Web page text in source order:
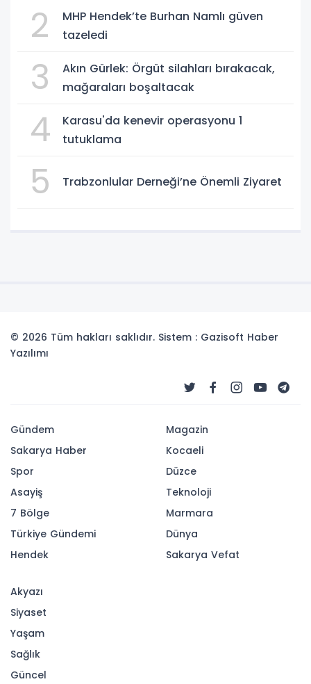
2
MHP Hendek’te Burhan Namlı güven
tazeledi
3
Akın Gürlek: Örgüt silahları bırakacak,
mağaraları boşaltacak
4
Karasu'da kenevir operasyonu 1
tutuklama
5 Trabzonlular Derneği’ne Önemli Ziyaret
© 2026 Tüm hakları saklıdır. Sistem : Gazisoft Haber
Yazılımı
Gündem
Sakarya Haber
Spor
Asayiş
7 Bölge
Türkiye Gündemi
Hendek
Magazin
Kocaeli
Düzce
Teknoloji
Marmara
Dünya
Sakarya Vefat
Akyazı
Siyaset
Yaşam
Sağlık
Güncel